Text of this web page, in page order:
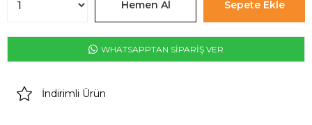
WHATSAPPTAN SİPARİŞ VER
İndirimli Ürün